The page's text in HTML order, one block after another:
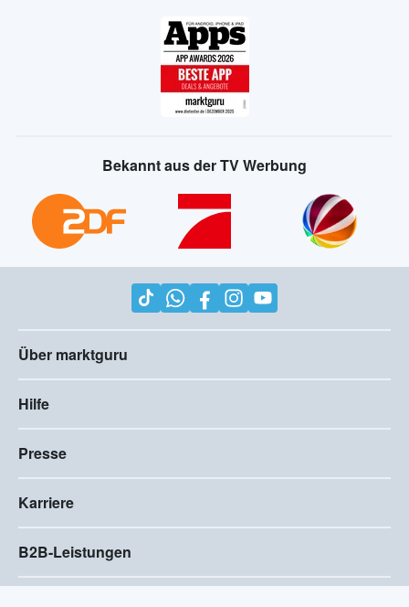
Bekannt aus der TV Werbung
Über marktguru
Hilfe
Presse
Karriere
B2B-Leistungen